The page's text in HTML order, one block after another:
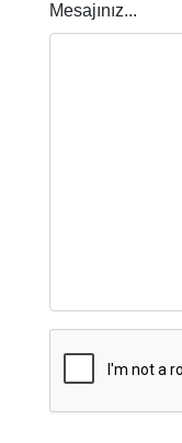
Mesajınız...